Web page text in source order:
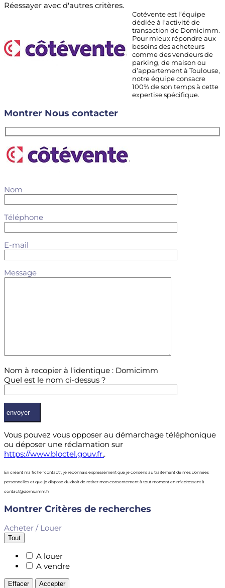
Réessayer avec d'autres critères.
Cotévente est l’équipe
dédiée à l’activité de
transaction de Domicimm.
Pour mieux répondre aux
besoins des acheteurs
comme des vendeurs de
parking, de maison ou
d’appartement à Toulouse,
notre équipe consacre
100% de son temps à cette
expertise spécifique.
Montrer Nous contacter
Nom
Téléphone
E-mail
Message
Nom à recopier à l'identique : Domicimm
Quel est le nom ci-dessus ?
Vous pouvez vous opposer au démarchage téléphonique
ou déposer une réclamation sur
https://www.bloctel.gouv.fr..
En créant ma fiche "contact", je reconnais expressément que je consens au traitement de mes données
personnelles et que je dispose du droit de retirer mon consentement à tout moment en m'adressant à
contact@domicimm.fr
Montrer Critères de recherches
Acheter / Louer
Tout
A louer
A vendre
Effacer Accepter